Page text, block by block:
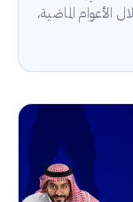
الأعوام الماضية،